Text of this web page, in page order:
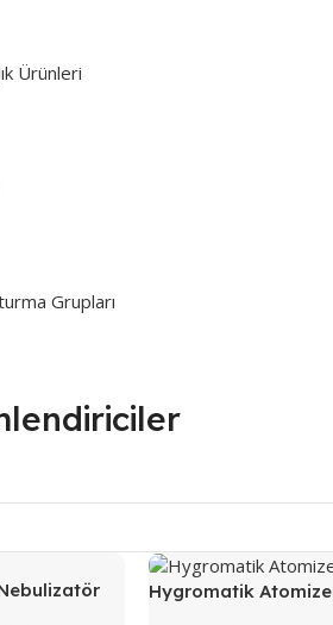
Ürünleri
Grupları
Hygromatik